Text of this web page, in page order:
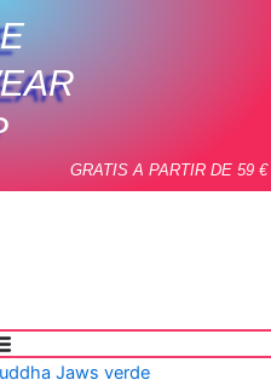
GRATIS A PARTIR DE 59 €